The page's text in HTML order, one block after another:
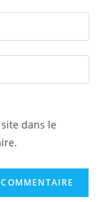
dans le